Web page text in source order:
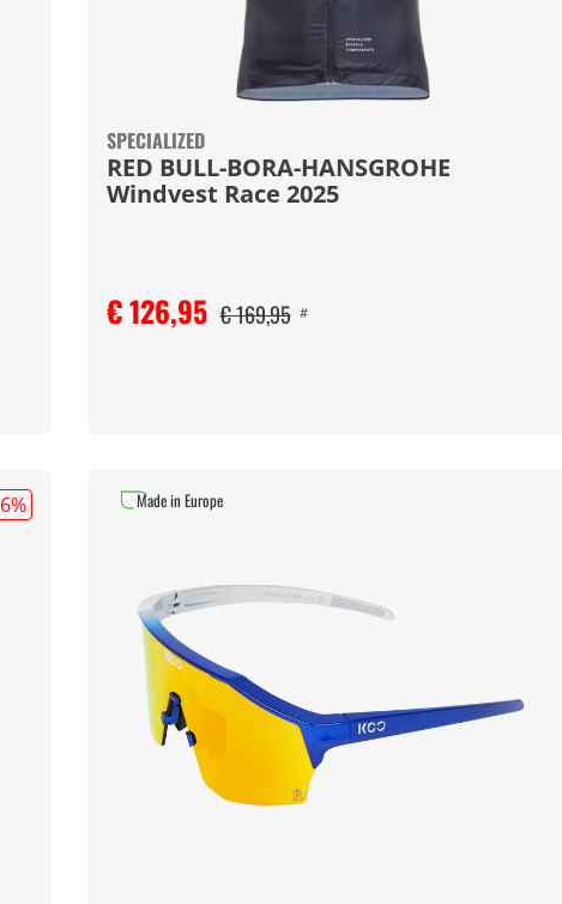
SPECIALIZED
RED BULL-BORA-HANSGROHE
Windvest Race 2025
€ 126,95 € 169,95 #
% Made in Europe